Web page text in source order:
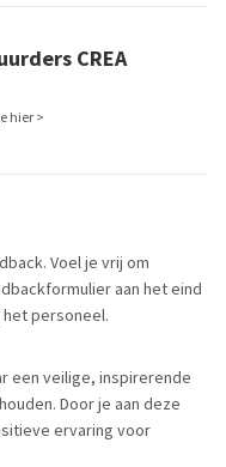
CREA
hier >
Voel je vrij om
aan het eind
personeel.
een veilige, inspirerende
Door je aan deze
ervaring voor